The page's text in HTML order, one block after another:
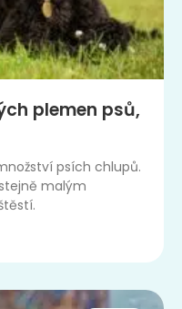
plemen psů,
psích chlupů.
malým